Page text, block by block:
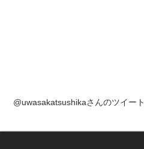
@uwasakatsushikaさんのツイート